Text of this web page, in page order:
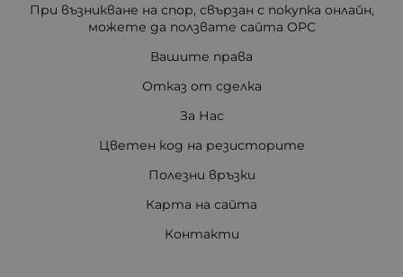
При възникване на спор, свързан с покупка онлайн,
можете да ползвате сайта ОРС
Вашите права
Отказ от сделка
За Нас
Цветен код на резисторите
Полезни връзки
Карта на сайта
Контакти